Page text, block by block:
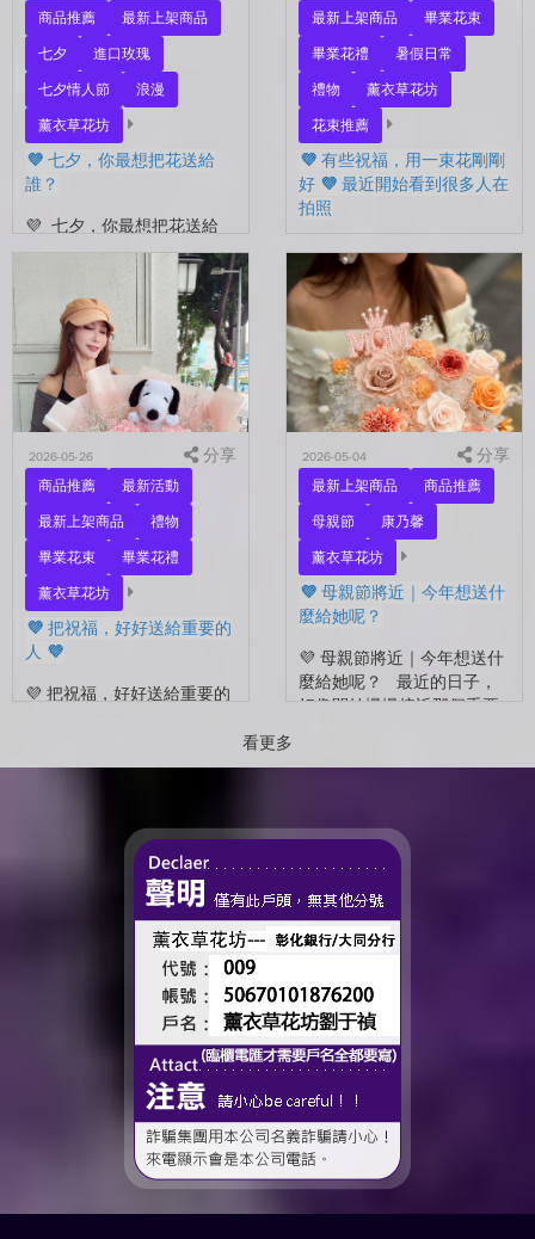
商品推薦
最新上架商品
七夕
進口玫瑰
七夕情人節
浪漫
薰衣草花坊
💜 七夕，你最想把花送給
誰？
💜 七夕，你最想把花送給
誰？ 是陪你走過每一天的
另一半，是一直默默支持你
的家人，還是那個努力生活
的自己？ 花，不一定要等
到特別的人才能收到。...
最新上架商品
畢業花束
畢業花禮
暑假日常
禮物
薰衣草花坊
花束推薦
💜 有些祝福，用一束花剛剛
好 💜 最近開始看到很多人在
拍照
💜 有些祝福，用一束花剛剛
好 💜 最近開始看到很多人
在拍照📷 穿著學士服、抱著
花束，笑著紀錄這段重要的
時光🤍 一路走到現在，一
定有很多不容易。 熬過考
試...
2026-05-26 分享
商品推薦
最新活動
最新上架商品
禮物
畢業花束
畢業花禮
薰衣草花坊
💜 把祝福，好好送給重要的
人 💜
💜 把祝福，好好送給重要的
很多，準備往下一段生活前
2026-05-04 分享
最新上架商品
商品推薦
母親節
康乃馨
薰衣草花坊
💜 母親節將近｜今年想送什
麼給她呢？
💜 母親節將近｜今年想送什
麼給她呢？ 最近的日子，
好像開始慢慢接近那個重要
看更多